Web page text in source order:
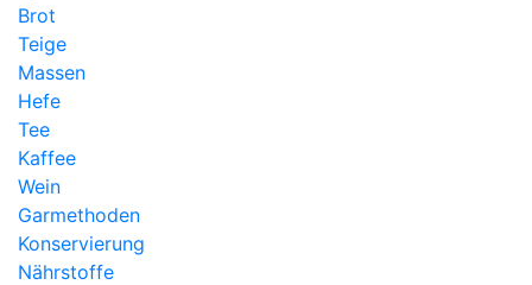
Brot
Teige
Massen
Hefe
Tee
Kaffee
Wein
Garmethoden
Konservierung
Nährstoffe